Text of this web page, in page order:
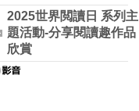
2025世界閲讀日 系列主
題活動-分享閱讀趣作品
欣賞